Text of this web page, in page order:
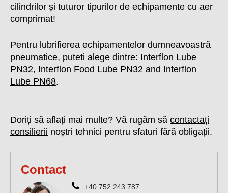
cilindrilor și tuturor tipurilor de echipamente cu aer
comprimat!
Pentru lubrifierea echipamentelor dumneavoastră
pneumatice, puteți alege dintre: Interflon Lube
PN32, Interflon Food Lube PN32 and Interflon
Lube PN68.
Doriți să aflați mai multe? Vă rugăm să contactați
consilierii noștri tehnici pentru sfaturi fără obligații.
Contact
+40 752 243 787